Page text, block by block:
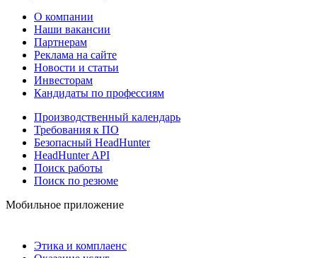
О компании
Наши вакансии
Партнерам
Реклама на сайте
Новости и статьи
Инвесторам
Кандидаты по профессиям
Производственный календарь
Требования к ПО
Безопасный HeadHunter
HeadHunter API
Поиск работы
Поиск по резюме
Мобильное приложение
Этика и комплаенс